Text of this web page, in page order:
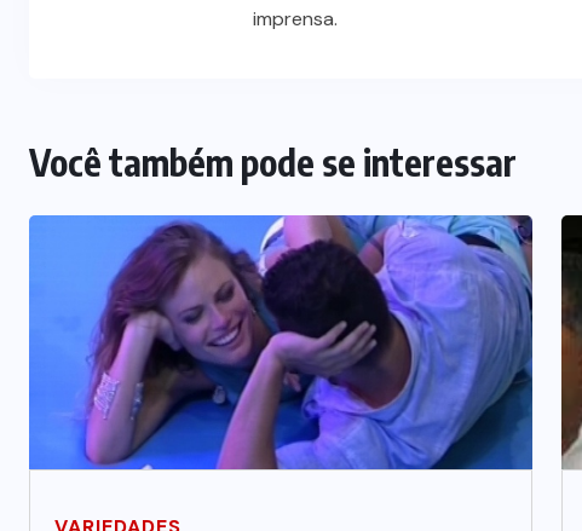
imprensa.
Você também pode se interessar